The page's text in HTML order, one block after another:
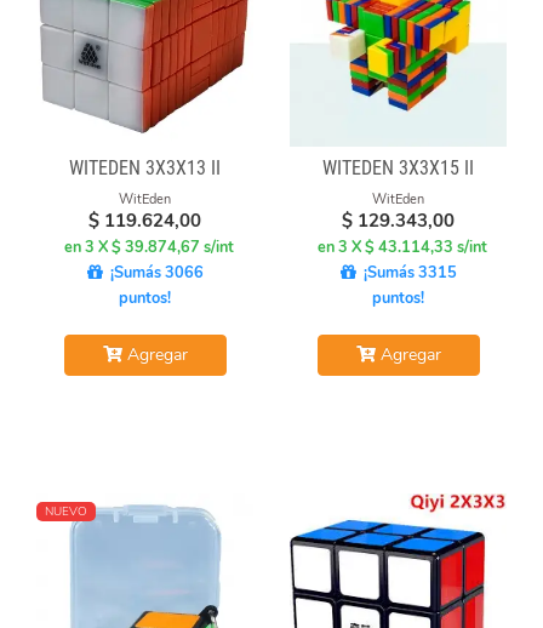
WITEDEN 3X3X13 II
WitEden
$ 119.624,00
en 3 X $ 39.874,67 s/int
¡Sumás 3066
puntos!
Agregar
WITEDEN 3X3X15 II
WitEden
$ 129.343,00
en 3 X $ 43.114,33 s/int
¡Sumás 3315
puntos!
Agregar
NUEVO